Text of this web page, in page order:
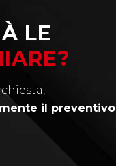
LE
il preventivo